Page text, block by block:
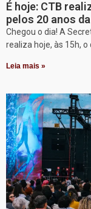
É hoje: CTB
pelos 20 anos
Chegou o dia! A
realiza hoje, às 15h,
Leia mais »